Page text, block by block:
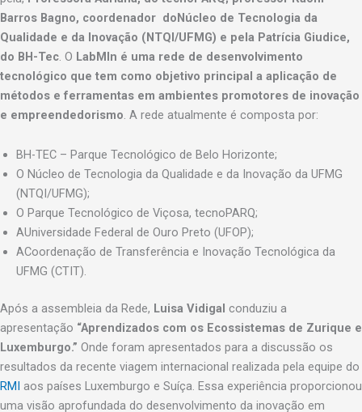
Barros Bagno, coordenador doNúcleo de Tecnologia da
Qualidade e da Inovação (NTQI/UFMG) e pela Patrícia Giudice,
do BH-Tec. O LabMIn é uma rede de desenvolvimento
tecnológico que tem como objetivo principal a aplicação de
métodos e ferramentas em ambientes promotores de inovação
e empreendedorismo. A rede atualmente é composta por:
BH-TEC – Parque Tecnológico de Belo Horizonte;
O Núcleo de Tecnologia da Qualidade e da Inovação da UFMG
(NTQI/UFMG);
O Parque Tecnológico de Viçosa, tecnoPARQ;
AUniversidade Federal de Ouro Preto (UFOP);
ACoordenação de Transferência e Inovação Tecnológica da
UFMG (CTIT).
Após a assembleia da Rede, Luisa Vidigal conduziu a
apresentação “Aprendizados com os Ecossistemas de Zurique e
Luxemburgo.” Onde foram apresentados para a discussão os
resultados da recente viagem internacional realizada pela equipe do
RMI aos países Luxemburgo e Suíça. Essa experiência proporcionou
uma visão aprofundada do desenvolvimento da inovação em